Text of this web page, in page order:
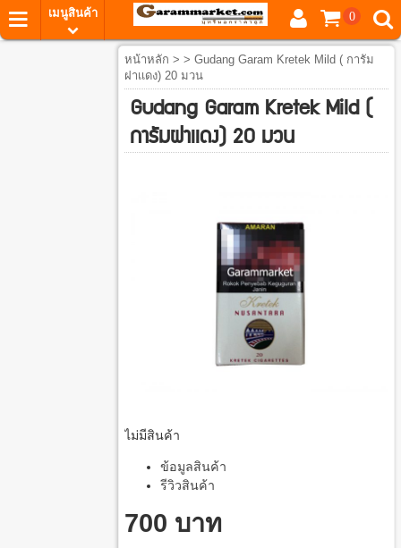
เมนูสินค้า 0
หน้าหลัก > > Gudang Garam Kretek Mild ( การัม
ฝาเเดง) 20 มวน
Gudang Garam Kretek Mild (
การัมฝาเเดง) 20 มวน
ไม่มีสินค้า
ข้อมูลสินค้า
รีวิวสินค้า
700 บาท